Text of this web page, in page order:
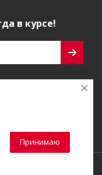
в курсе!
Принимаю